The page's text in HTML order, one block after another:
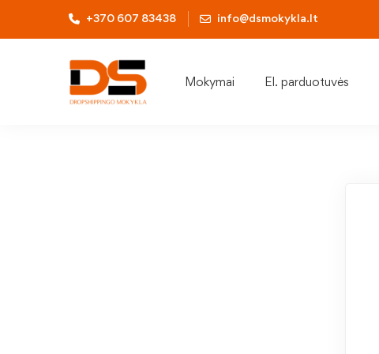
+370 607 83438 info@dsmokykla.lt
Mokymai El. parduotuvės